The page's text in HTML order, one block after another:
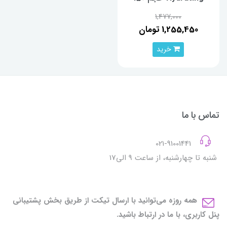
1,477,000
1,255,450 تومان
خرید
تماس با ما
شنبه تا چهارشنبه، از ساعت 9 الی17
همه روزه می‌توانید با ارسال تیکت از طریق بخش پشتیبانی
پنل کاربری، با ما در ارتباط باشید.